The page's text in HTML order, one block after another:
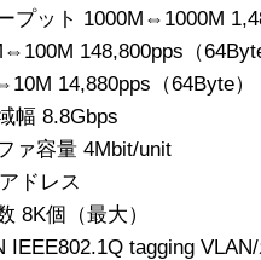
プット 1000M⇔1000M
148,800pps（
14,880pps（64Byte）
幅 8.8Gbps
ァ容量 4Mbit/unit
ドレス
8K個（最大）
IEEE802.1Q tagging